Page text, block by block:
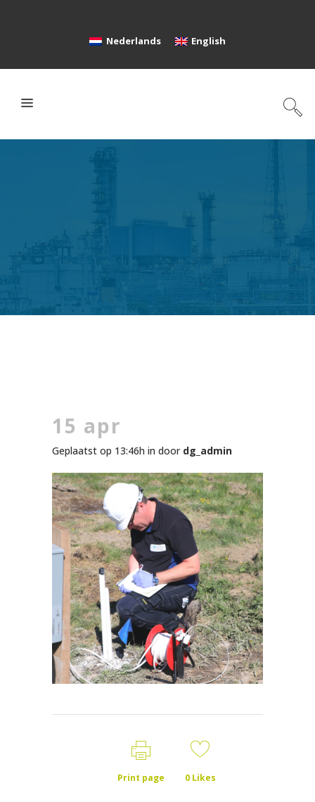
Nederlands English
15 apr
Geplaatst op 13:46h in door dg_admin
Print page 0Likes